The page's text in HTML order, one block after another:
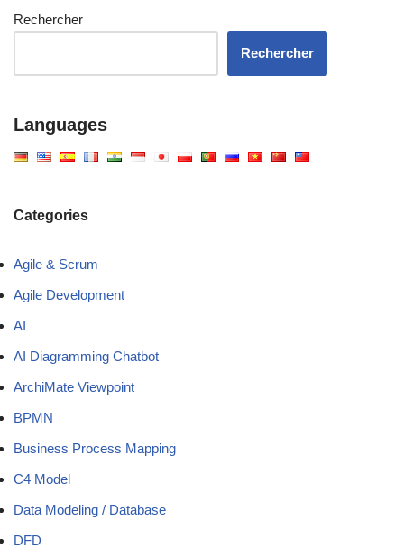
Rechercher
Rechercher
Languages
Categories
Agile & Scrum
Agile Development
AI
AI Diagramming Chatbot
ArchiMate Viewpoint
BPMN
Business Process Mapping
C4 Model
Data Modeling / Database
DFD